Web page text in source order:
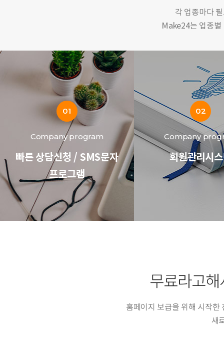
각 업종마다
Make24는 업종별
01
Company program
빠른 상담신청 / SMS문자
프로그램
02
Company
회원관리시
무료라고
홈페이지 보급을 위해 시작한
새